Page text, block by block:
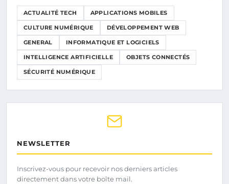
ACTUALITÉ TECH APPLICATIONS MOBILES
CULTURE NUMÉRIQUE DÉVELOPPEMENT WEB
GENERAL INFORMATIQUE ET LOGICIELS
INTELLIGENCE ARTIFICIELLE OBJETS CONNECTÉS
SÉCURITÉ NUMÉRIQUE
NEWSLETTER
Inscrivez-vous pour recevoir nos derniers articles
directement dans votre boîte mail.